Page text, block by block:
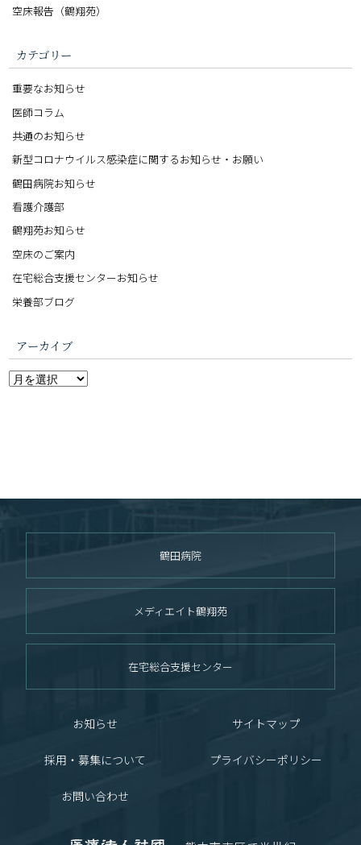
空床報告（鶴翔苑）
カテゴリー
重要なお知らせ
医師コラム
共通のお知らせ
新型コロナウイルス感染症に関するお知らせ・お願い
鶴田病院お知らせ
看護介護部
鶴翔苑お知らせ
空床のご案内
在宅総合支援センターお知らせ
栄養部ブログ
アーカイブ
鶴田病院
メディエイト鶴翔苑
在宅総合支援センター
お知らせ サイトマップ
採用・募集について プライバシーポリシー
お問い合わせ